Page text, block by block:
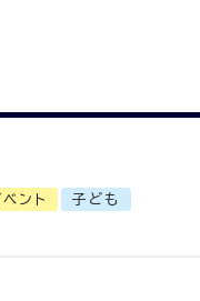
ベント 子ども